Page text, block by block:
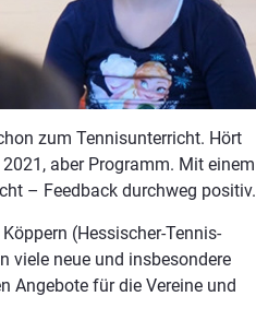
zum Tennisunterricht. Hört
aber Programm. Mit einem
– Feedback durchweg positiv.
(Hessischer-Tennis-
viele neue und insbesondere
Angebote für die Vereine und